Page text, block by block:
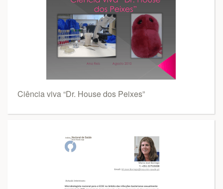
Ciência viva “Dr. House dos Peixes”